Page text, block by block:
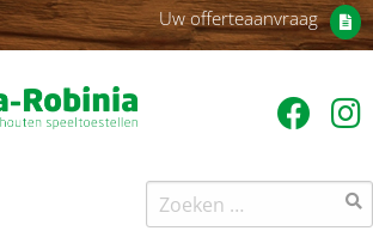
Uw offerteaanvraag
Zoeken
naar: